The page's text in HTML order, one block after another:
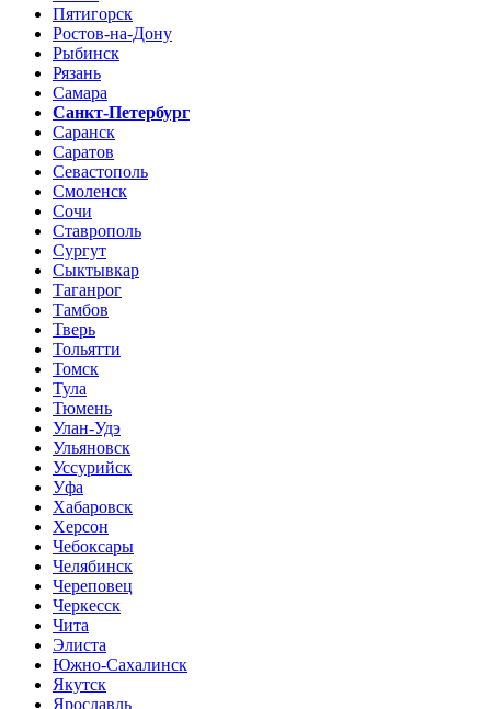
Пятигорск
Ростов-на-Дону
Рыбинск
Рязань
Самара
Санкт-Петербург
Саранск
Саратов
Севастополь
Смоленск
Сочи
Ставрополь
Сургут
Сыктывкар
Таганрог
Тамбов
Тверь
Тольятти
Томск
Тула
Тюмень
Улан-Удэ
Ульяновск
Уссурийск
Уфа
Хабаровск
Херсон
Чебоксары
Челябинск
Череповец
Черкесск
Чита
Элиста
Южно-Сахалинск
Якутск
Ярославль